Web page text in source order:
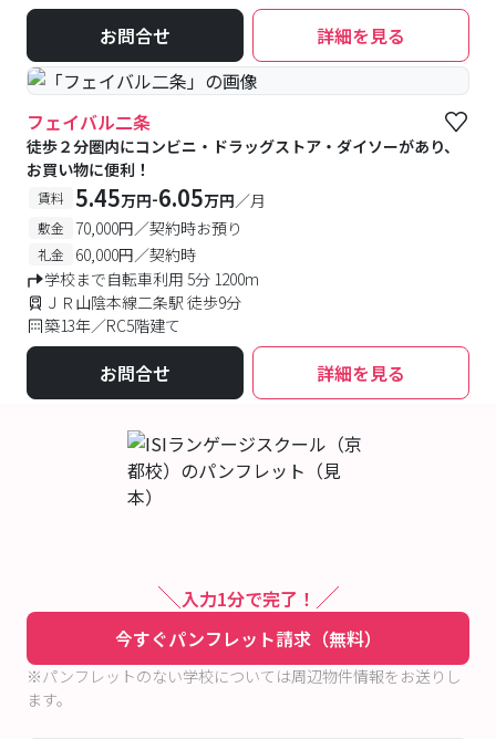
お問合せ 詳細を見る
フェイバル二条
徒歩２分圏内にコンビニ・ドラッグストア・ダイソーがあり、
お買い物に便利！
賃料 5.45万円-6.05万円／月
敷金 70,000円／契約時お預り
礼金
60,000円／契約時
学校まで自転車利用 5分 1200m
ＪＲ山陰本線二条駅 徒歩9分
築13年／RC5階建て
お問合せ 詳細を見る
入力1分で完了！
今すぐパンフレット請求（無料）
※パンフレットのない学校については周辺物件情報をお送りし
ます。